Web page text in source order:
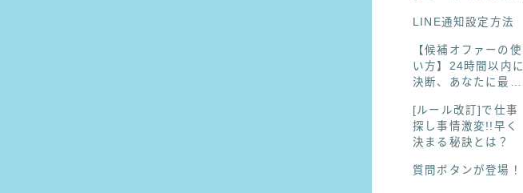
まとめ
LINE通知設定方法
【候補オファーの使
い方】24時間以内に
決断、あなたに最適
い！
[ルール改訂]で仕事
探し事情激変!!早く
決まる秘訣とは？
質問ボタンが登場！